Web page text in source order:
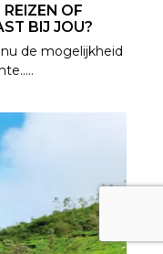
OF
BIJ JOU?
de mogelijkheid